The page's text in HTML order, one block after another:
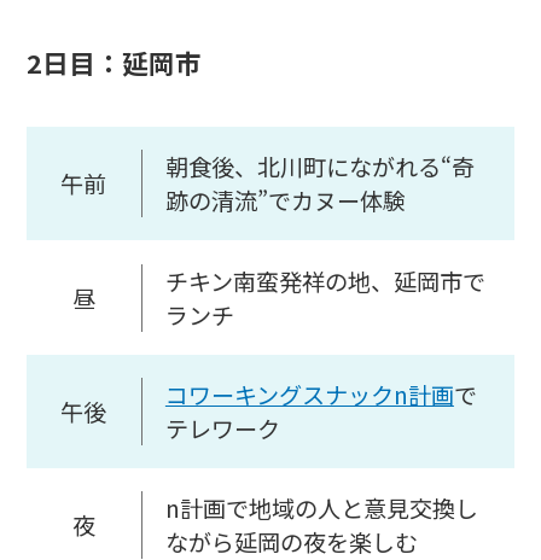
2日目：延岡市
午前
朝食後、北川町にながれる“奇
跡の清流”でカヌー体験
昼
チキン南蛮発祥の地、延岡市で
ランチ
午後 コワーキングスナックn計画で
テレワーク
夜
n計画で地域の人と意見交換し
ながら延岡の夜を楽しむ